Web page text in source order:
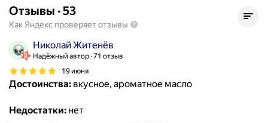
Отзывы ·53
Как Яндекс проверяет отзывы
Николай Житенёв
Надёжный автор 71 отзыв
19 июня
Достоинства: вкусное, ароматное масло
Недостатки: нет